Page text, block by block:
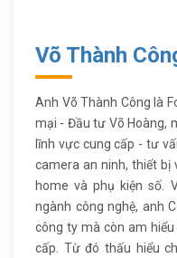
Võ Thành
Anh Võ Thành Công là
mại - Đầu tư Võ Hoàng,
lĩnh vực cung cấp - tư
camera an ninh, thiết bị
home và phụ kiện số.
ngành công nghệ, anh
công ty mà còn am
cấp. Từ đó thấu hiểu